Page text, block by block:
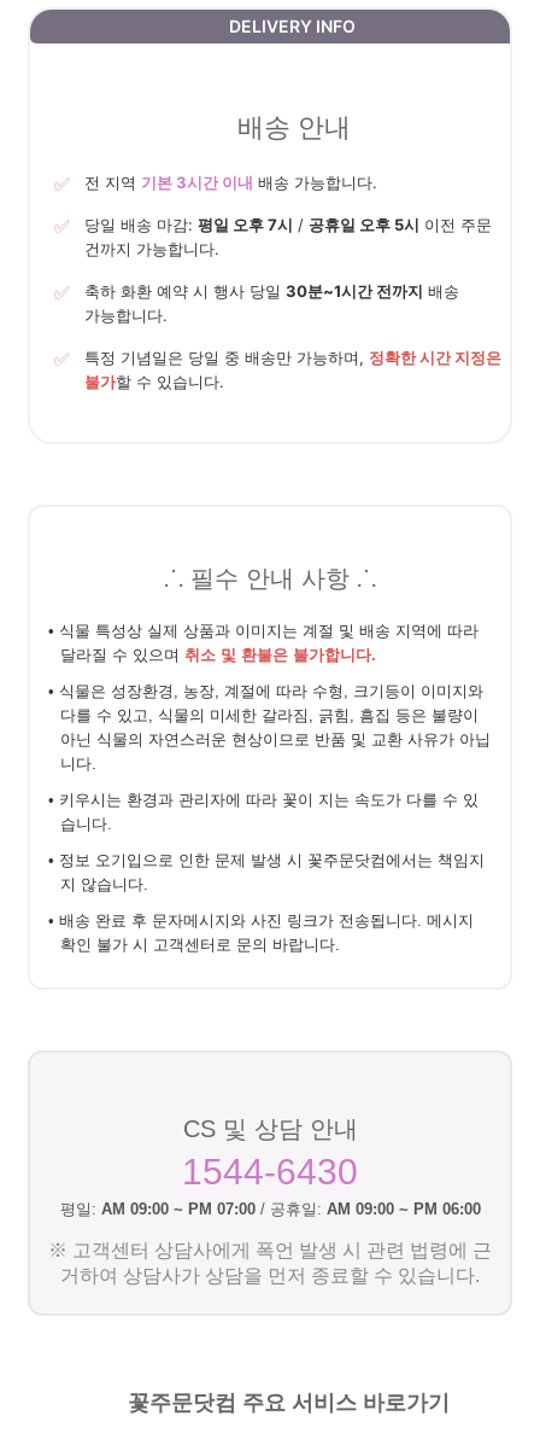
DELIVERY INFO
배송 안내
✅ 전 지역 기본 3시간 이내 배송 가능합니다.
✅ 당일 배송 마감: 평일 오후 7시 / 공휴일 오후 5시 이전 주문
건까지 가능합니다.
✅ 축하 화환 예약 시 행사 당일 30분~1시간 전까지 배송
가능합니다.
✅ 특정 기념일은 당일 중 배송만 가능하며, 정확한 시간 지정은
불가할 수 있습니다.
⸫ 필수 안내 사항 ⸫
• 식물 특성상 실제 상품과 이미지는 계절 및 배송 지역에 따라
달라질 수 있으며 취소 및 환불은 불가합니다.
• 식물은 성장환경, 농장, 계절에 따라 수형, 크기등이 이미지와
다를 수 있고, 식물의 미세한 갈라짐, 긁힘, 흠집 등은 불량이
아닌 식물의 자연스러운 현상이므로 반품 및 교환 사유가 아닙
니다.
• 키우시는 환경과 관리자에 따라 꽃이 지는 속도가 다를 수 있
습니다.
• 정보 오기입으로 인한 문제 발생 시 꽃주문닷컴에서는 책임지
지 않습니다.
• 배송 완료 후 문자메시지와 사진 링크가 전송됩니다. 메시지
확인 불가 시 고객센터로 문의 바랍니다.
CS 및 상담 안내
1544-6430
평일: AM 09:00 ~ PM 07:00 / 공휴일: AM 09:00 ~ PM 06:00
※ 고객센터 상담사에게 폭언 발생 시 관련 법령에 근
거하여 상담사가 상담을 먼저 종료할 수 있습니다.
꽃주문닷컴 주요 서비스 바로가기